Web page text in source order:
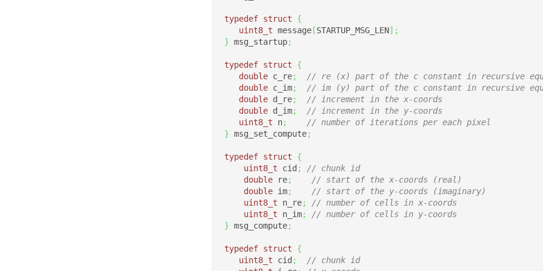
typedef struct
{
uint8_t message [STARTUP_MSG_LEN] ;
} msg_startup;
typedef struct
{
double c_re;
// re (x) part of the c constant in recursive
double c_im;
// im (y) part of the c constant in recursive
double d_re;
// increment in the x-coords
double d_im;
// increment in the y-coords
uint8_t n;
// number of iterations per each pixel
} msg_set_compute;
typedef struct
{
uint8_t cid ;
// chunk id
double re;
// start of the x-coords (real)
double im;
// start of the y-coords (imaginary)
uint8_t n_re;
// number of cells in x-coords
uint8_t n_im;
// number of cells in y-coords
} msg_compute;
typedef struct
{
uint8_t cid ;
// chunk id